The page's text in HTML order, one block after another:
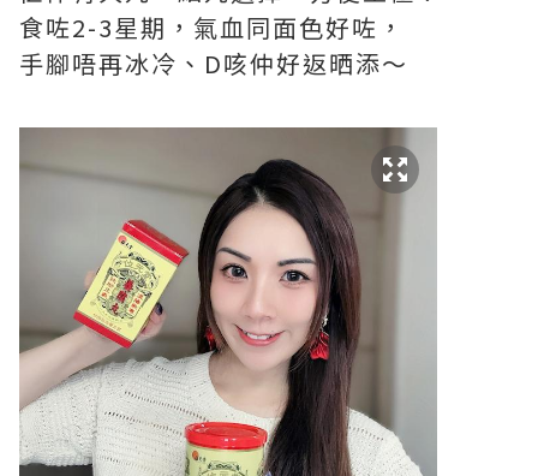
食咗2-3星期，氣血同面色好咗，
手腳唔再冰冷、D咳仲好返晒添～